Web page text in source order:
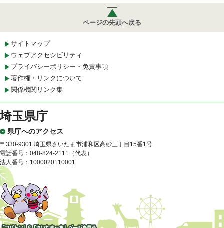
ページの先頭へ戻る
サイトマップ
ウェブアクセシビリティ
プライバシーポリシー・免責事項
著作権・リンクについて
関係機関リンク集
埼玉県庁
県庁へのアクセス
〒330-9301 埼玉県さいたま市浦和区高砂三丁目15番1号
電話番号：048-824-2111（代表）
法人番号：1000020110001